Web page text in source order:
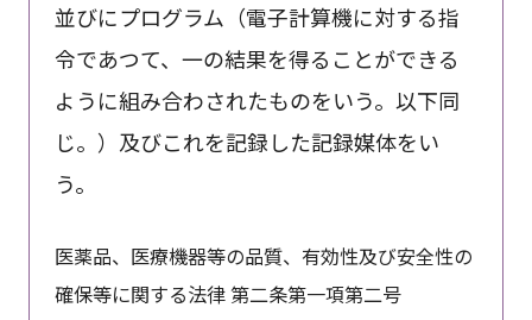
並びにプログラム（電子計算機に対する指
令であつて、一の結果を得ることができる
ように組み合わされたものをいう。以下同
じ。）及びこれを記録した記録媒体をい
う。
医薬品、医療機器等の品質、有効性及び安全性の
確保等に関する法律 第二条第一項第二号